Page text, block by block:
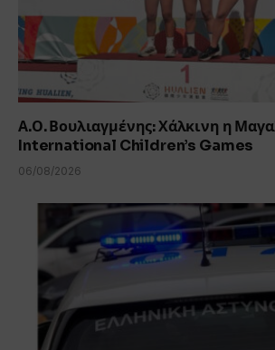
Α.Ο. Βουλιαγμένης: Χάλκινη η
International Children’s Games
06/08/2026